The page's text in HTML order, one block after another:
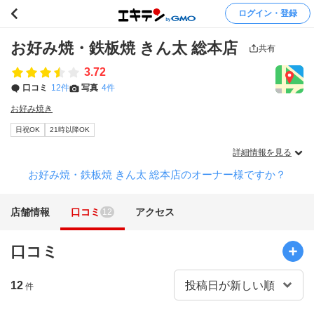
ログイン・登録
お好み焼・鉄板焼 きん太 総本店 共有
3.72
口コミ 12件 写真 4件
お好み焼き
日祝OK 21時以降OK
詳細情報を見る
お好み焼・鉄板焼 きん太 総本店のオーナー様ですか？
店舗情報 口コミ 12 アクセス
口コミ
12 件